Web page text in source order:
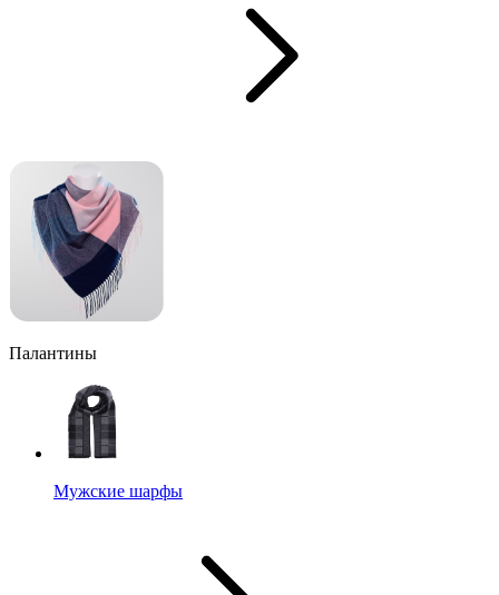
Палантины
Мужские шарфы